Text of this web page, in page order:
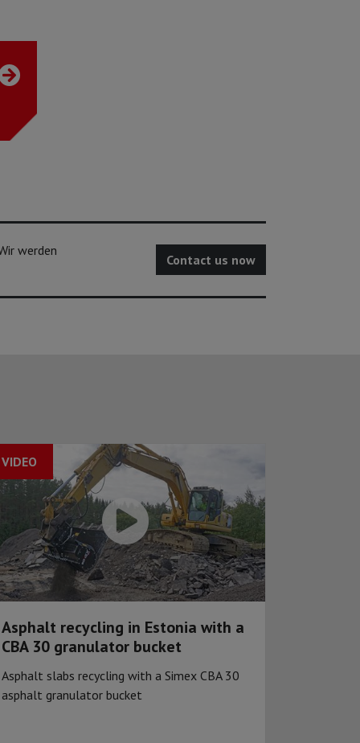
werden
Contact us now
Asphalt recycling in Estonia with a
CBA 30 granulator bucket
Asphalt slabs recycling with a Simex CBA 30
asphalt granulator bucket
VIDEO